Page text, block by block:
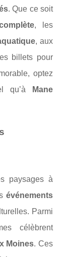
. Que ce soit
, les
, aux
billets pour
optez
qu’à
Mane
paysages à
événements
Parmi
célèbrent
Moines. Ces